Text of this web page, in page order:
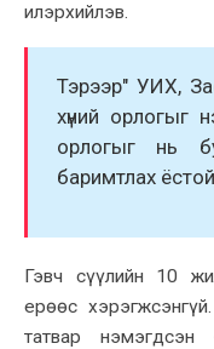
илэрxийлэв.
Тэрээр" УИX,
xүний орлогыг
орлогыг нь
баримтлаx
Гэвч сүүлийн 10
ерөөс
татвар